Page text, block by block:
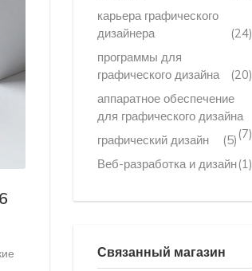
карьера графического
дизайнера
(24)
программы для
графического дизайна
(20)
аппаратное обеспечение
для графического дизайна
(7)
графический дизайн
(5)
Веб-разработка и дизайн(1)
Связанный магазин